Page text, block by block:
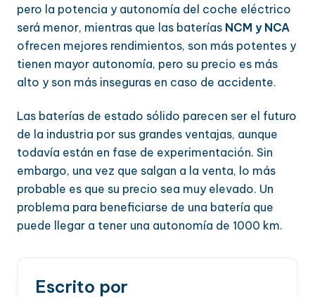
pero la potencia y autonomía del coche eléctrico
será menor, mientras que las baterías NCM y NCA
ofrecen mejores rendimientos, son más potentes y
tienen mayor autonomía, pero su precio es más
alto y son más inseguras en caso de accidente.
Las baterías de estado sólido parecen ser el futuro
de la industria por sus grandes ventajas, aunque
todavía están en fase de experimentación. Sin
embargo, una vez que salgan a la venta, lo más
probable es que su precio sea muy elevado. Un
problema para beneficiarse de una batería que
puede llegar a tener una autonomía de 1000 km.
Escrito por